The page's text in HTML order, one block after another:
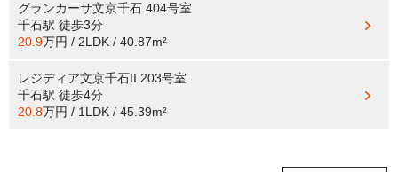
グランカーサ文京千石 404号室
千石駅 徒歩3分
20.9万円 / 2LDK / 40.87m²
レジディア文京千石II 203号室
千石駅 徒歩4分
20.8万円 / 1LDK / 45.39m²